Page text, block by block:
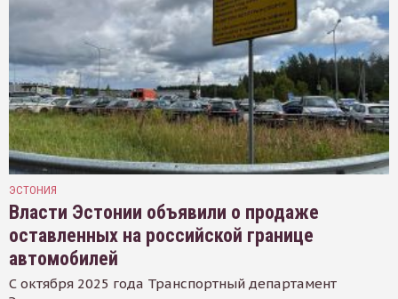
ЭСТОНИЯ
Власти Эстонии объявили о продаже
оставленных на российской границе
автомобилей
С октября 2025 года Транспортный департамент